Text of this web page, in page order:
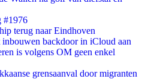
#1976
terug naar Eindhoven
backdoor in iCloud aan
is volgens OM geen enkel
grensaanval door migranten